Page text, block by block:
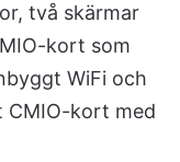
två skärmar
kort som
WiFi och
CMIO-kort med